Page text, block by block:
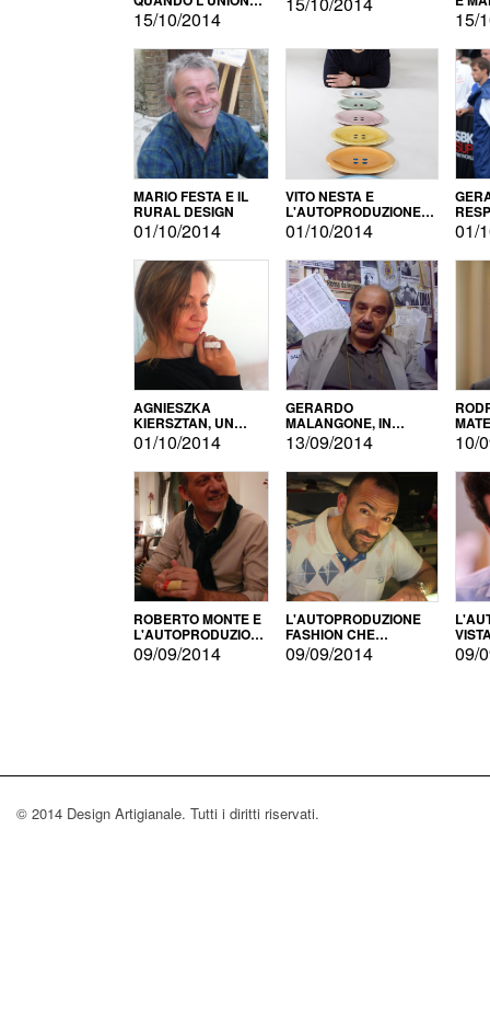
FA LA FORZA E
VINCE
15/10/2014 15/
MARIO FESTA E IL
RURAL DESIGN
01/10/2014
VITO NESTA E
L'AUTOPRODUZIONE
COME RECUPERO DEI
SIMBOLI
01/10/2014 01/
AGNIESZKA
KIERSZTAN, UN
MODELLO DI
AUTOPRODUZIONE
01/10/2014
GERARDO
MALANGONE, IN
GIURIA PER IL
CONCORSO
LETTERARIO
13/09/2014 10/
ROBERTO MONTE E
L'AUTOPRODUZIONE
CON IL CENSIMENTO
09/09/2014
L'AUTOPRODUZIONE
FASHION CHE
CONQUISTA GLI USA
09/09/2014 09/
© 2014 Design Artigianale. Tutti i diritti riservati.